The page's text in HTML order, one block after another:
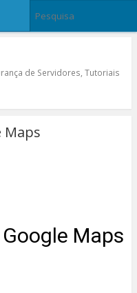
de Servidores, Tutoriais
Maps
Maps